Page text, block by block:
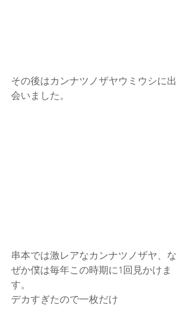
その後はカンナツノザヤウミウシに出
会いました。
串本では激レアなカンナツノザヤ、な
ぜか僕は毎年この時期に1回見かけま
す。
デカすぎたので一枚だけ